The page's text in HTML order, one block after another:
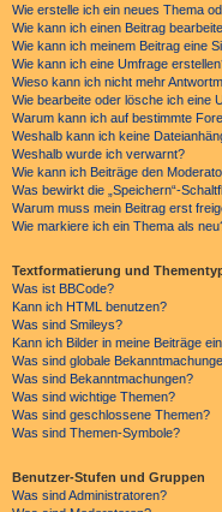
Wie erstelle ich ein neues Thema
Wie kann ich einen Beitrag
Wie kann ich meinem Beitrag eine
Wie kann ich eine Umfrage
Wieso kann ich nicht mehr
Wie bearbeite oder lösche ich eine
Warum kann ich auf bestimmte
Weshalb kann ich keine
Weshalb wurde ich verwarnt?
Wie kann ich Beiträge den
Was bewirkt die „Speichern“-
Warum muss mein Beitrag erst
Wie markiere ich ein Thema als
Textformatierung und
Was ist BBCode?
Kann ich HTML benutzen?
Was sind Smileys?
Kann ich Bilder in meine Beiträge
Was sind globale
Was sind Bekanntmachungen?
Was sind wichtige Themen?
Was sind geschlossene Themen?
Was sind Themen-Symbole?
Benutzer-Stufen und Gruppen
Was sind Administratoren?